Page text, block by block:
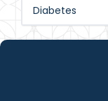
Diabetes